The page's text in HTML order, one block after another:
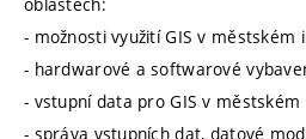
- možnosti využití GIS v městském
- hardwarové a softwarové
- vstupní data pro GIS v městském
- správa vstupních dat, datové